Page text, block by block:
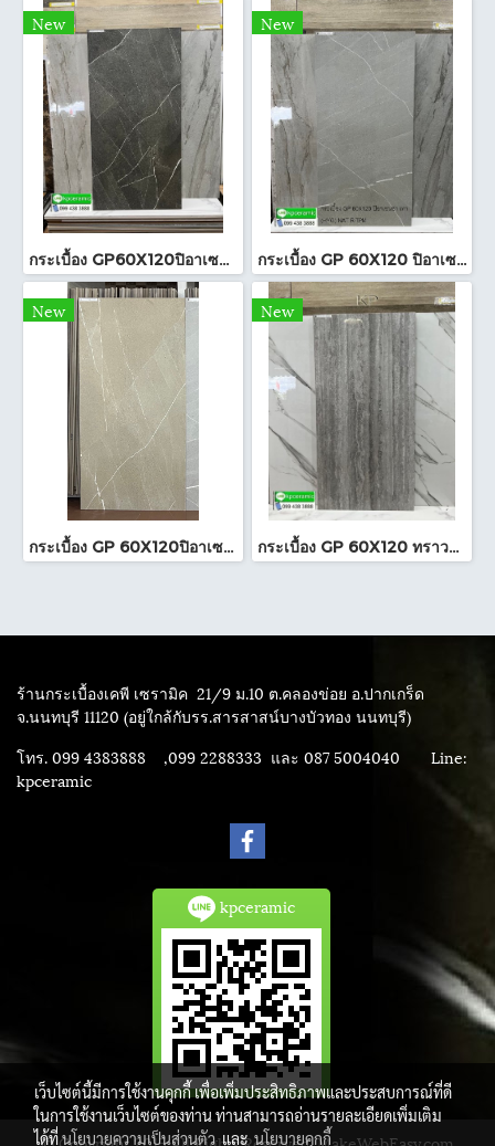
New
กระเบื้อง GP60X120ปิอาเซนซ่า เทาเข้ม (HYG)NAT RTPM
New
กระเบื้อง GP 60X120 ปิอาเซนซ่า เทา (HYG) NAT R/TPM
New
กระเบื้อง GP 60X120ปิอาเซนซ่า แซนด์ (HYG)NAT R/TPM
New
กระเบื้อง GP 60X120 ทราวาทีน เทา (POL)ตัดขอบ PM
ร้านกระเบื้องเคพี เซรามิค 21/9 ม.10 ต.คลองข่อย อ.ปากเกร็ด
จ.นนทบุรี 11120 (อยู่ใกล้กับรร.สารสาสน์บางบัวทอง นนทบุรี)
โทร. 099 4383888 ,099 2288333 และ 087 5004040 Line:
kpceramic
kpceramic
เว็บไซต์นี้มีการใช้งานคุกกี้ เพื่อเพิ่มประสิทธิภาพและประสบการณ์ที่ดี
ในการใช้งานเว็บไซต์ของท่าน ท่านสามารถอ่านรายละเอียดเพิ่มเติม
ได้ที่นโยบายความเป็นส่วนตัวและนโยบายคุกกี้